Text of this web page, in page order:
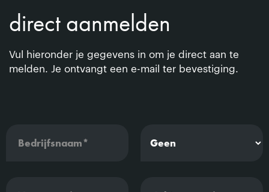
direct aanmelden
Vul hieronder je gegevens in om je direct aan te
melden. Je ontvangt een e-mail ter bevestiging.